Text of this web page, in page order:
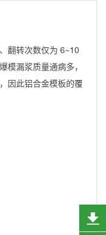
翻转次数仅为 6~10
模漏浆质量通病多，
因此铝合金模板的覆